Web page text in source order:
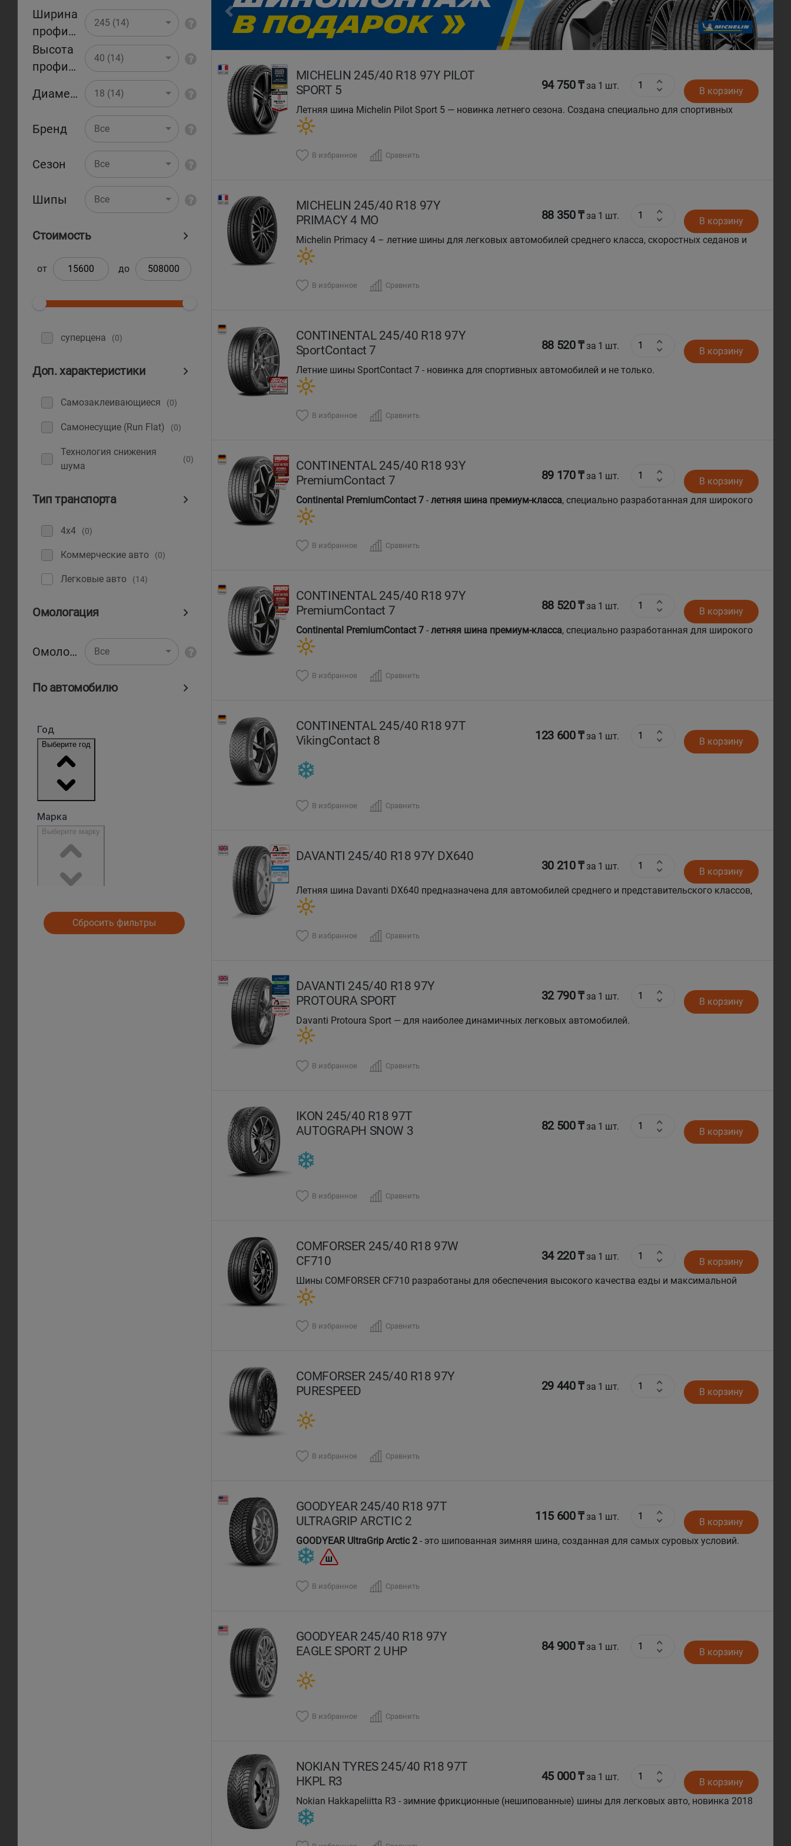
Ширина
профиля
245 (14)
Высота
профиля
40 (14)
Диаметр 18 (14)
Бренд Все
Сезон Все
Шипы Все
Стоимость
от до
суперцена (0)
Доп. характеристики
Самозаклеивающиеся (0)
Самонесущие (Run Flat) (0)
Технология снижения
шума
(0)
Тип транспорта
4x4 (0)
Коммерческие авто (0)
Легковые авто (14)
Омологация
Омологация Все
По автомобилю
Сбросить фильтры
Previous Next
MICHELIN 245/40 R18 97Y PILOT
SPORT 5
94 750 ₸за 1 шт.
В корзину
Летняя шина Michelin Pilot Sport 5 — новинка летнего сезона. Создана специально для спортивных
автомобилей. Высокая точность управления.
В избранное Сравнить
MICHELIN 245/40 R18 97Y
PRIMACY 4 MO
88 350 ₸за 1 шт.
В корзину
Michelin Primacy 4 – летние шины для легковых автомобилей среднего класса, скоростных седанов и
лимузинов, новинка 2018 года.
В избранное Сравнить
CONTINENTAL 245/40 R18 97Y
SportContact 7
88 520 ₸за 1 шт.
В корзину
Летние шины SportContact 7 - новинка для спортивных автомобилей и не только.
В избранное Сравнить
CONTINENTAL 245/40 R18 93Y
PremiumContact 7
89 170 ₸за 1 шт.
В корзину
Continental PremiumContact 7 - летняя шина премиум-класса, специально разработанная для широкого
спектра транспортных средств, включая легковые авто и
В избранное Сравнить
CONTINENTAL 245/40 R18 97Y
PremiumContact 7
88 520 ₸за 1 шт.
В корзину
Continental PremiumContact 7 - летняя шина премиум-класса, специально разработанная для широкого
спектра транспортных средств, включая легковые авто и
В избранное Сравнить
CONTINENTAL 245/40 R18 97T
VikingContact 8
123 600 ₸за 1 шт. В корзину
В избранное Сравнить
DAVANTI 245/40 R18 97Y DX640
30 210 ₸за 1 шт.
В корзину
Летняя шина Davanti DX640 предназначена для автомобилей среднего и представительского классов,
премиальных кроссоверов.Летняя модель шин Davanti DX640 для легковых автомобилей
В избранное Сравнить
DAVANTI 245/40 R18 97Y
PROTOURA SPORT
32 790 ₸за 1 шт.
В корзину
Davanti Protoura Sport — для наиболее динамичных легковых автомобилей.
В избранное Сравнить
IKON 245/40 R18 97T
AUTOGRAPH SNOW 3
82 500 ₸за 1 шт. В корзину
В избранное Сравнить
COMFORSER 245/40 R18 97W
CF710
34 220 ₸за 1 шт.
В корзину
Шины COMFORSER CF710 разработаны для обеспечения высокого качества езды и максимальной
производительности
В избранное Сравнить
COMFORSER 245/40 R18 97Y
PURESPEED
29 440 ₸за 1 шт. В корзину
В избранное Сравнить
GOODYEAR 245/40 R18 97T
ULTRAGRIP ARCTIC 2
115 600 ₸за 1 шт.
В корзину
GOODYEAR UltraGrip Arctic 2- это шипованная зимняя шина, созданная для самых суровых условий.
В избранное Сравнить
GOODYEAR 245/40 R18 97Y
EAGLE SPORT 2 UHP
84 900 ₸за 1 шт. В корзину
В избранное Сравнить
NOKIAN TYRES 245/40 R18 97T
HKPL R3
45 000 ₸за 1 шт.
В корзину
Nokian Hakkapeliitta R3 - зимние фрикционные (нешипованные) шины для легковых авто, новинка 2018
года от известного бренда Nokian Tyres